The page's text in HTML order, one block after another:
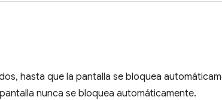
hasta que la pantalla se bloquea
nunca se bloquea automáticamente.